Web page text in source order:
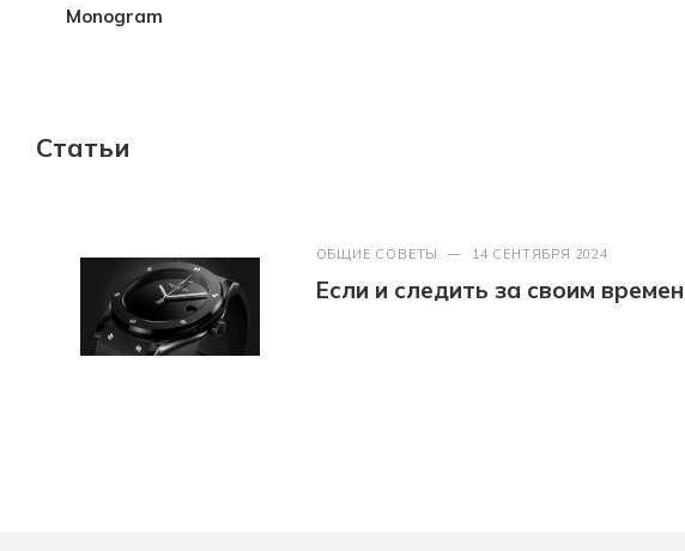
Monogram
Статьи
ОБЩИЕ СОВЕТЫ — 14 СЕНТЯБРЯ 2024
Если и следить за своим